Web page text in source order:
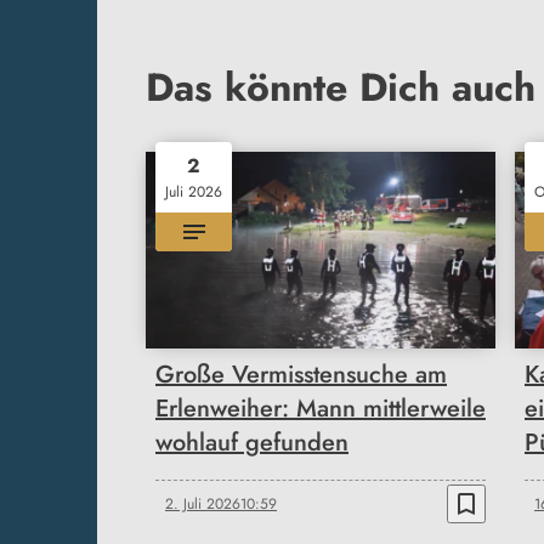
Das könnte Dich
2
Juli 2026
Große Vermisstensuche am
Erlenweiher: Mann mittlerweile
wohlauf gefunden
2. Juli 202610:59 bookmark_border